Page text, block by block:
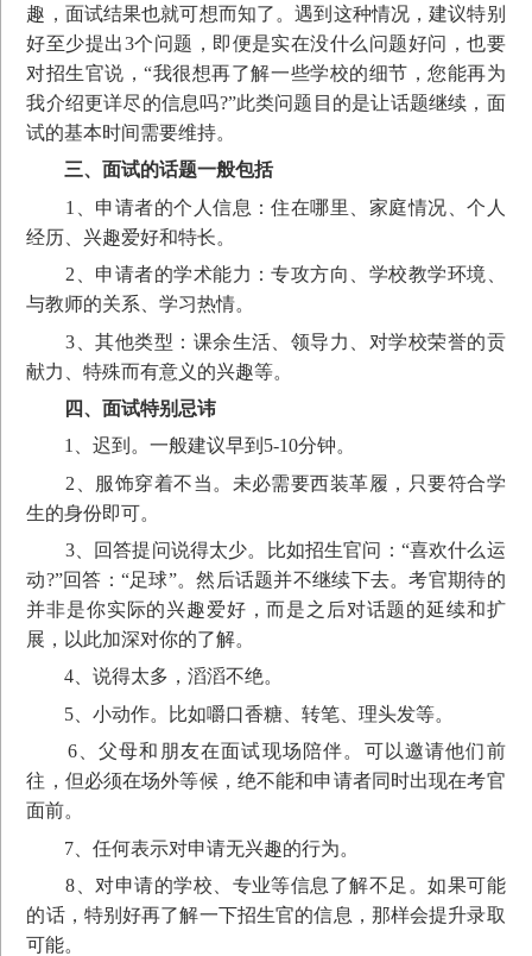
趣，面试结果也就可想而知了。遇到这种情况，建议特别
好至少提出3个问题，即便是实在没什么问题好问，也要
对招生官说，“我很想再了解一些学校的细节，您能再为
我介绍更详尽的信息吗?”此类问题目的是让话题继续，面
试的基本时间需要维持。
三、面试的话题一般包括
1、申请者的个人信息：住在哪里、家庭情况、个人
经历、兴趣爱好和特长。
2、申请者的学术能力：专攻方向、学校教学环境、
与教师的关系、学习热情。
3、其他类型：课余生活、领导力、对学校荣誉的贡
献力、特殊而有意义的兴趣等。
四、面试特别忌讳
1、迟到。一般建议早到5-10分钟。
2、服饰穿着不当。未必需要西装革履，只要符合学
生的身份即可。
3、回答提问说得太少。比如招生官问：“喜欢什么运
动?”回答：“足球”。然后话题并不继续下去。考官期待的
并非是你实际的兴趣爱好，而是之后对话题的延续和扩
展，以此加深对你的了解。
4、说得太多，滔滔不绝。
5、小动作。比如嚼口香糖、转笔、理头发等。
6、父母和朋友在面试现场陪伴。可以邀请他们前
往，但必须在场外等候，绝不能和申请者同时出现在考官
面前。
7、任何表示对申请无兴趣的行为。
8、对申请的学校、专业等信息了解不足。如果可能
的话，特别好再了解一下招生官的信息，那样会提升录取
可能。